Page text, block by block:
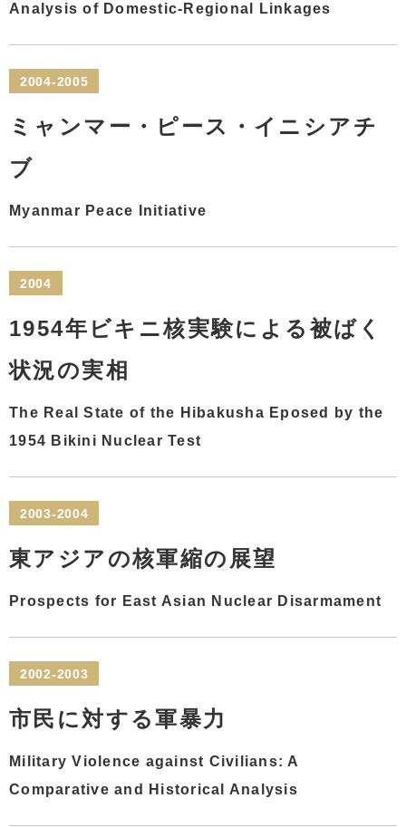
Analysis of Domestic-Regional Linkages
2004-2005
ミャンマー・ピース・イニシアチ
ブ
Myanmar Peace Initiative
2004
1954年ビキニ核実験による被ばく
状況の実相
The Real State of the Hibakusha Eposed by the
1954 Bikini Nuclear Test
2003-2004
東アジアの核軍縮の展望
Prospects for East Asian Nuclear Disarmament
2002-2003
市民に対する軍暴力
Military Violence against Civilians: A
Comparative and Historical Analysis